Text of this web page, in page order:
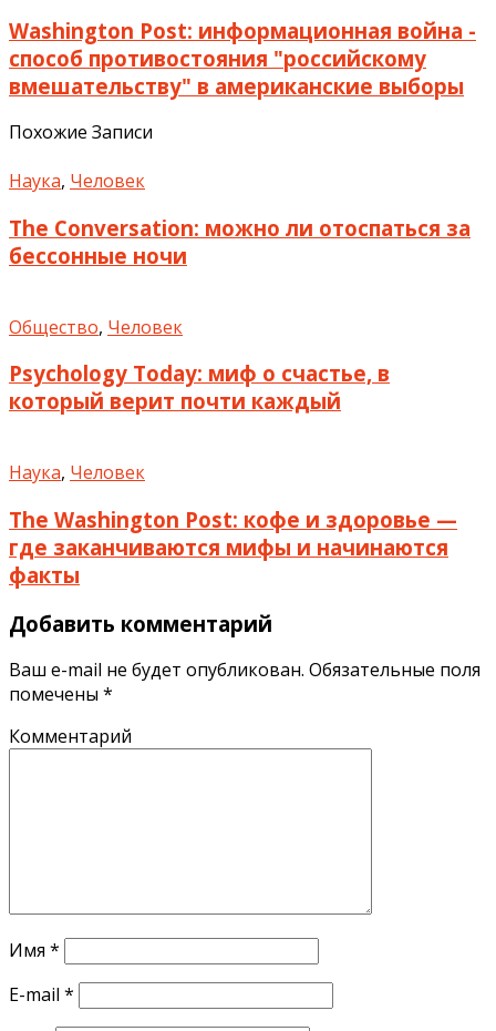
Washington Post: информационная война -
способ противостояния "российскому
вмешательству" в американские выборы
Похожие Записи
Наука, Человек
The Conversation: можно ли отоспаться за
бессонные ночи
Общество, Человек
Psychology Today: миф о счастье, в
который верит почти каждый
Наука, Человек
The Washington Post: кофе и здоровье —
где заканчиваются мифы и начинаются
факты
Добавить комментарий
Ваш e-mail не будет опубликован. Обязательные поля
помечены *
Комментарий
Имя *
E-mail *